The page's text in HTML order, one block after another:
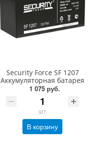
Security Force SF 1207
Аккумуляторная батарея
1 075 руб.
шт
В корзину